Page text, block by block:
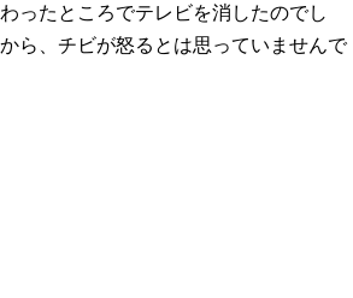
ったところでテレビを消したのでし
ら、チビが怒るとは思っていませんで